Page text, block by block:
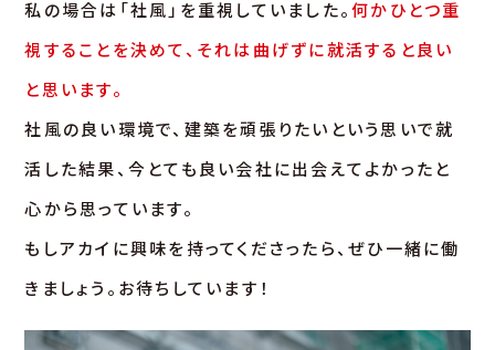
私の場合は「社風」を重視していました。何かひとつ重
視することを決めて、それは曲げずに就活すると良い
と思います。
社風の良い環境で、建築を頑張りたいという思いで就
活した結果、今とても良い会社に出会えてよかったと
心から思っています。
もしアカイに興味を持ってくださったら、ぜひ一緒に働
きましょう。お待ちしています！